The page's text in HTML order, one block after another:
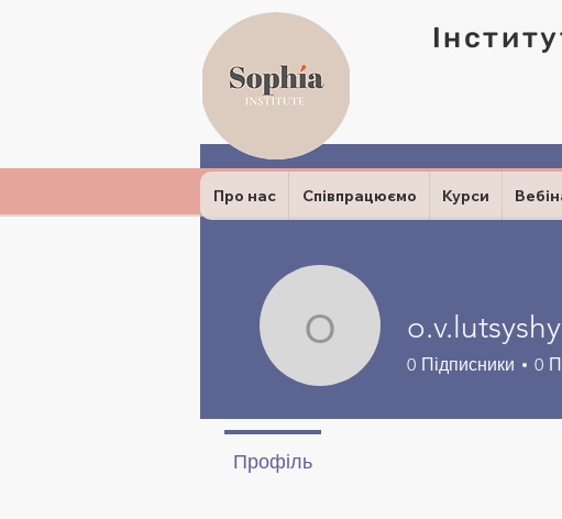
Про нас Співпрацюємо Курси
o.v.lutsyshyn
0 Підписники 0
Профіль